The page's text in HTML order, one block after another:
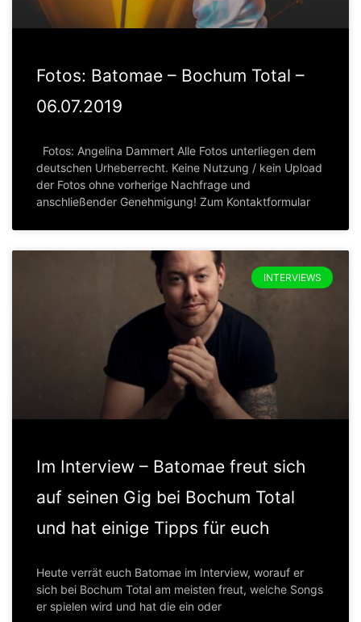
Fotos: Batomae – Bochum Total –
06.07.2019
Fotos: Angelina Dammert Alle Fotos unterliegen dem
deutschen Urheberrecht. Keine Nutzung / kein Upload
der Fotos ohne vorherige Nachfrage und
anschließender Genehmigung! Zum Kontaktformular
INTERVIEWS
Im Interview – Batomae freut sich
auf seinen Gig bei Bochum Total
und hat einige Tipps für euch
Heute verrät euch Batomae im Interview, worauf er
sich bei Bochum Total am meisten freut, welche Songs
er spielen wird und hat die ein oder